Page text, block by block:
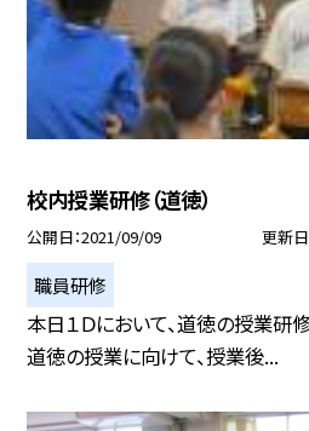
校内授業研修（道徳）
公開日 2021/09/09 更新日
職員研修
本日１Ｄにおいて、道徳の授業研
道徳の授業に向けて、授業後...